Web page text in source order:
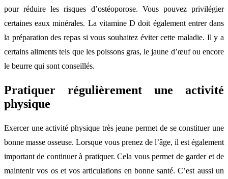
pour réduire les risques d’ostéoporose. Vous pouvez privilégier
certaines eaux minérales. La vitamine D doit également entrer dans
la préparation des repas si vous souhaitez éviter cette maladie. Il y a
certains aliments tels que les poissons gras, le jaune d’œuf ou encore
le beurre qui sont conseillés.
Pratiquer régulièrement une activité
physique
Exercer une activité physique très jeune permet de se constituer une
bonne masse osseuse. Lorsque vous prenez de l’âge, il est également
important de continuer à pratiquer. Cela vous permet de garder et de
maintenir vos os et vos articulations en bonne santé. C’est aussi un